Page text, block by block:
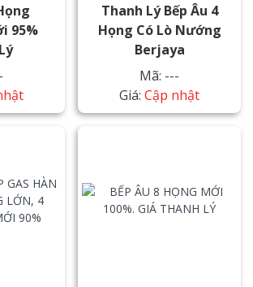
95%
Thanh Lý Bếp Âu 4
Họng Có Lò Nướng
Berjaya
Mã: ---
Giá: Cập nhật